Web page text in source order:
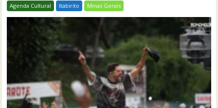
Agenda Cultural Itabirito Minas Gerais